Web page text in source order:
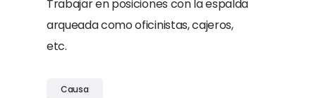
Trabajar en posiciones con la espalda
arqueada como oficinistas, cajeros,
etc.
Causa